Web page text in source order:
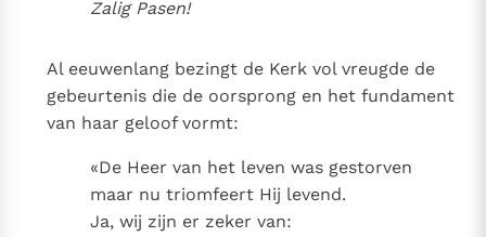
In Christus wordt onze honger vervuld
herkennen
Gods Koninkrijk groeit stilletjes door liefde, niet door
dwang
De mystiek. De mystieke verschijnselen en de
heiligheid
Berichten
Het Vaticaan publiceert een nieuwe Latijnse uitgave
van het Romeins martyrologium
Vaticaanse financiële waakhond verliest autonomie
Zalig Pasen!
Al eeuwenlang bezingt de Kerk vol vreugde de
gebeurtenis die de oorsprong en het fundament
van haar geloof vormt:
«De Heer van het leven was gestorven
maar nu triomfeert Hij levend.
Ja, wij zijn er zeker van: